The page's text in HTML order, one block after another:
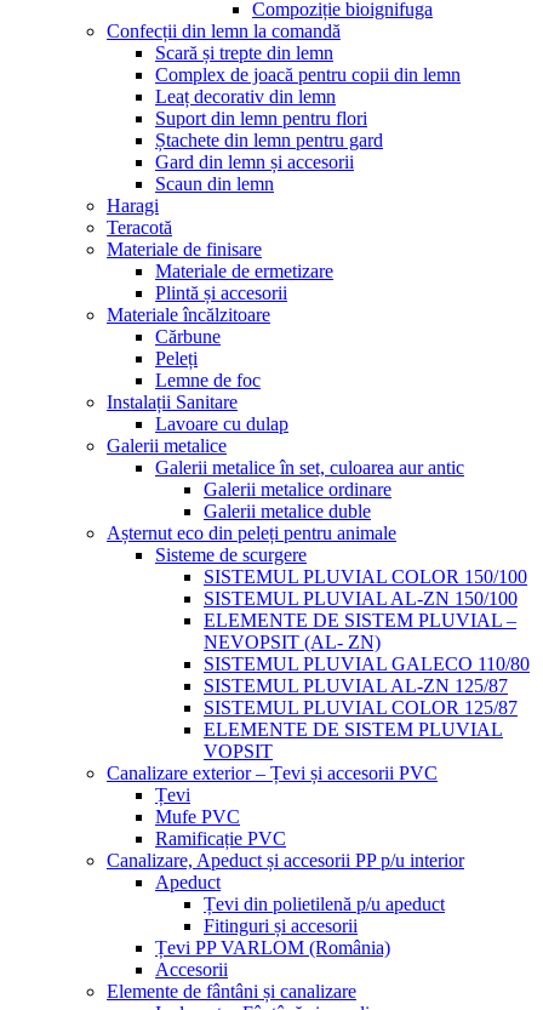
Compoziție bioignifuga
Confecții din lemn la comandă
Scară și trepte din lemn
Complex de joacă pentru copii din lemn
Leaț decorativ din lemn
Suport din lemn pentru flori
Ștachete din lemn pentru gard
Gard din lemn și accesorii
Scaun din lemn
Haragi
Teracotă
Materiale de finisare
Materiale de ermetizare
Plintă și accesorii
Materiale încălzitoare
Cărbune
Peleți
Lemne de foc
Instalații Sanitare
Lavoare cu dulap
Galerii metalice
Galerii metalice în set, culoarea aur antic
Galerii metalice ordinare
Galerii metalice duble
Așternut eco din peleți pentru animale
Sisteme de scurgere
SISTEMUL PLUVIAL COLOR 150/100
SISTEMUL PLUVIAL AL-ZN 150/100
ELEMENTE DE SISTEM PLUVIAL –
NEVOPSIT (AL- ZN)
SISTEMUL PLUVIAL GALECO 110/80
SISTEMUL PLUVIAL AL-ZN 125/87
SISTEMUL PLUVIAL COLOR 125/87
ELEMENTE DE SISTEM PLUVIAL
VOPSIT
Canalizare exterior – Țevi și accesorii PVC
Țevi
Mufe PVC
Ramificație PVC
Canalizare, Apeduct și accesorii PP p/u interior
Apeduct
Țevi din polietilenă p/u apeduct
Fitinguri și accesorii
Țevi PP VARLOM (România)
Accesorii
Elemente de fântâni și canalizare